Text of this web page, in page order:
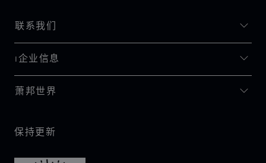
联系我们
I企业信息
萧邦世界
保持更新